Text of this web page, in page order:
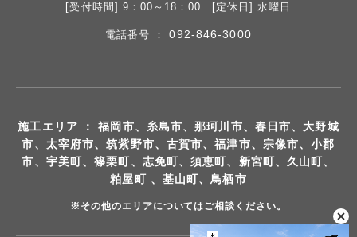
[受付時間] 9：00～18：00 [定休日] 水曜日
電話番号 ：092-846-3000
施工エリア ： 福岡市、糸島市、那珂川市、春日市、大野城
市、太宰府市、筑紫野市、古賀市、福津市、宗像市、小郡
市、宇美町、篠栗町、志免町、須恵町、新宮町、久山町、
粕屋町 、基山町、鳥栖市
※その他のエリアについてはご相談ください。